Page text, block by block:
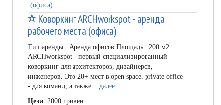
Коворкинг ARCHworkspot - аренда
рабочего места (офиса)
Тип аренды : Аренда офисов Площадь : 200 м2
ARCHworkspot - первый специализированный
коворкинг для архитекторов, дизайнеров,
инженеров. Это 20+ мест в open space, рrivate office
- для команд, а также... далее
Цена: 2000 гривен